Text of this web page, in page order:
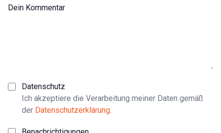
Dein Kommentar
Datenschutz
Ich akzeptiere die Verarbeitung meiner Daten gemäß
der Datenschutzerklärung.